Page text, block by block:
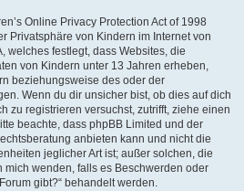
Online Privacy Protection Act of 1998
Privatsphäre von Kindern im Internet von
welches festlegt, dass Websites, die
von Kindern unter 13 Jahren erheben,
beziehungsweise des oder der
Wenn du dir unsicher bist, ob dies auf dich
zu registrieren versuchst, zutrifft, ziehe einen
beachte, dass phpBB Limited und der
anbieten kann und nicht die
jeglicher Art ist; außer solchen, die
mich wenden, falls es Beschwerden oder
gibt?“ behandelt werden.